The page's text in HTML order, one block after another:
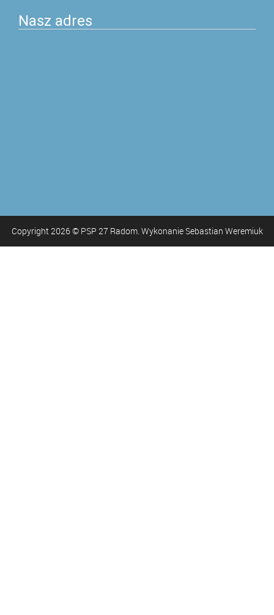
Nasz adres
Copyright2026© PSP 27 Radom. Wykonanie Sebastian Weremiuk